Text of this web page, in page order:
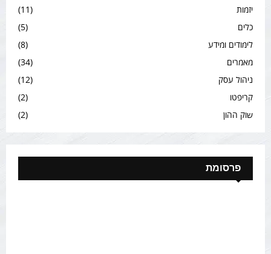
יזמות
(11)
כלים
(5)
לימודים ומידע
(8)
מאמרים
(34)
ניהול עסק
(12)
קריפטו
(2)
שוק ההון
(2)
פרסומת